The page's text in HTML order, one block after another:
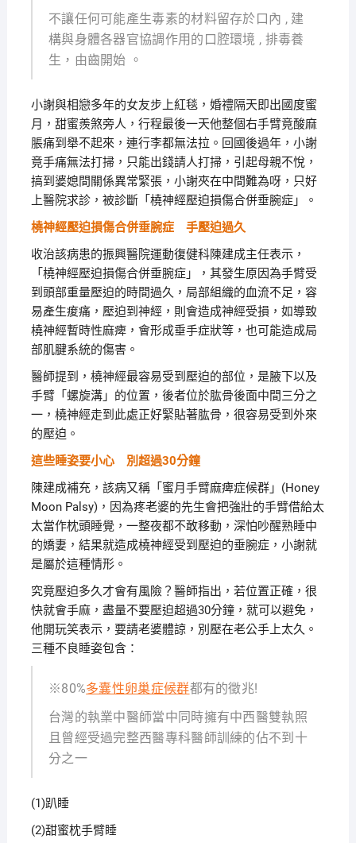
不讓任何可能產生毒素的材料留存於口內 , 建
構與身體各器官協調作用的口腔環境 , 排毒養
生，由齒開始 。
小謝與相戀多年的女友步上紅毯，婚禮隔天即出國度蜜
月，甜蜜羨煞旁人，行程最後一天他整個右手臂竟酸麻
脹痛到舉不起來，連行李都無法拉。回國後過年，小謝
竟手痛無法打掃，只能出錢請人打掃，引起母親不悅，
搞到婆媳間關係異常緊張，小謝夾在中間難為呀，只好
上醫院求診，被診斷「橈神經壓迫損傷合併垂腕症」。
橈神經壓迫損傷合併垂腕症 手壓迫過久
收治該病患的振興醫院運動復健科陳建成主任表示，
「橈神經壓迫損傷合併垂腕症」，其發生原因為手臂受
到頭部重量壓迫的時間過久，局部組織的血流不足，容
易產生痠痛，壓迫到神經，則會造成神經受損，如導致
橈神經暫時性麻痺，會形成垂手症狀等，也可能造成局
部肌腱系統的傷害。
醫師提到，橈神經最容易受到壓迫的部位，是腋下以及
手臂「螺旋溝」的位置，後者位於肱骨後面中間三分之
一，橈神經走到此處正好緊貼著肱骨，很容易受到外來
的壓迫。
這些睡姿要小心 別超過30分鐘
陳建成補充，該病又稱「蜜月手臂麻痺症候群」(Honey
Moon Palsy)，因為疼老婆的先生會把強壯的手臂借給太
太當作枕頭睡覺，一整夜都不敢移動，深怕吵醒熟睡中
的嬌妻，結果就造成橈神經受到壓迫的垂腕症，小謝就
是屬於這種情形。
究竟壓迫多久才會有風險？醫師指出，若位置正確，很
快就會手麻，盡量不要壓迫超過30分鐘，就可以避免，
他開玩笑表示，要請老婆體諒，別壓在老公手上太久。
三種不良睡姿包含：
※80%多囊性卵巢症候群都有的徵兆!
台灣的執業中醫師當中同時擁有中西醫雙執照
且曾經受過完整西醫專科醫師訓練的佔不到十
分之一
(1)趴睡
(2)甜蜜枕手臂睡